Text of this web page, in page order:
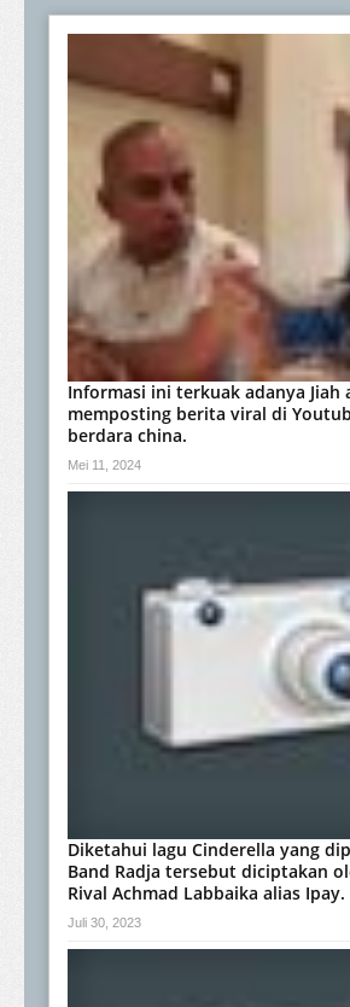
Informasi ini terkuak adanya Jiah
memposting berita viral di
berdara china.
Mei 11, 2024
Diketahui lagu Cinderella yang
Band Radja tersebut diciptakan
Rival Achmad Labbaika alias Ipay.
Juli 30, 2023